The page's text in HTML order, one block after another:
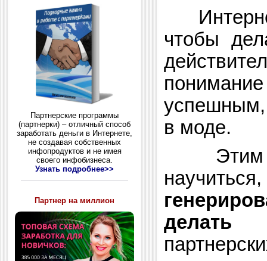
Партнерские программы
(партнерки) – отличный способ
заработать деньги в Интернете,
не создавая собственных
инфопродуктов и не имея
своего инфобизнеса.
Узнать подробнее>>
Партнер на миллион
чтобы
успешным,
в моде.
Этим
делать